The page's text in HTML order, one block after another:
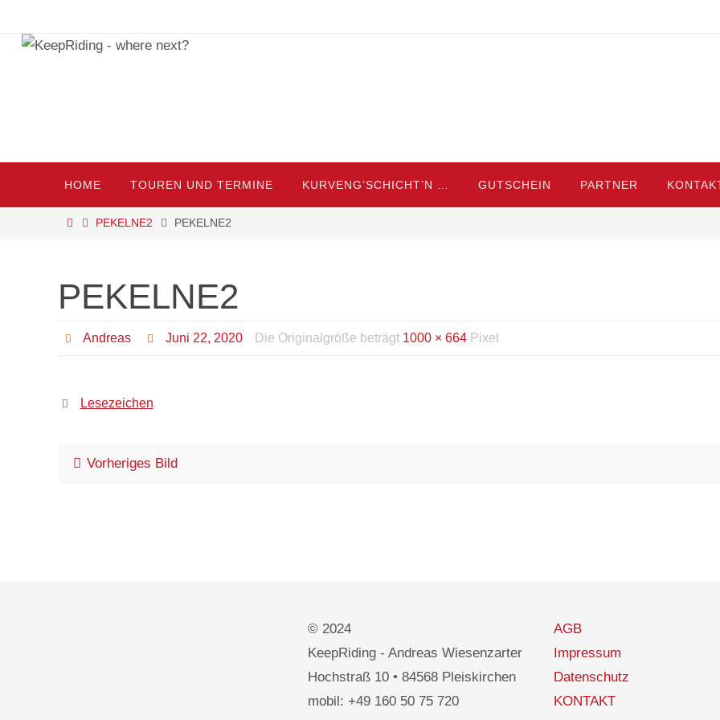
Inhalt
springen
HOME TOUREN UND TERMINE KURVENG’SCHICHT’N … GUTSCHEIN PARTNER
StartPEKELNE2 PEKELNE2
PEKELNE2
Andreas Juni 22, 2020 Die Originalgröße beträgt 1000 × 664 Pixel
Lesezeichen.
Vorheriges Bild
© 2024
KeepRiding - Andreas Wiesenzarter
Hochstraß 10 • 84568 Pleiskirchen
mobil: +49 160 50 75 720
AGB
Impressum
Datenschutz
KONTAKT